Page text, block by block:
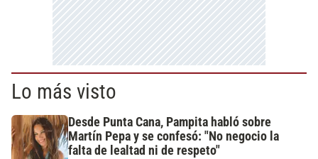
Lo más visto
Desde Punta Cana, Pampita habló sobre
Martín Pepa y se confesó: "No negocio la
falta de lealtad ni de respeto"